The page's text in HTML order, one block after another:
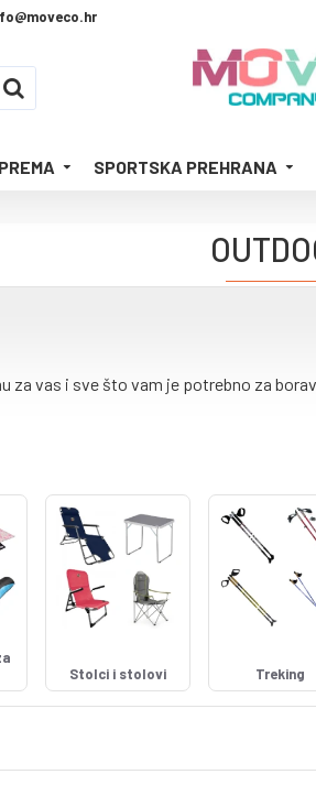
SPORTSKA PREHRANA
za vas i sve što vam je potrebno za
Stolci i stolovi Treking